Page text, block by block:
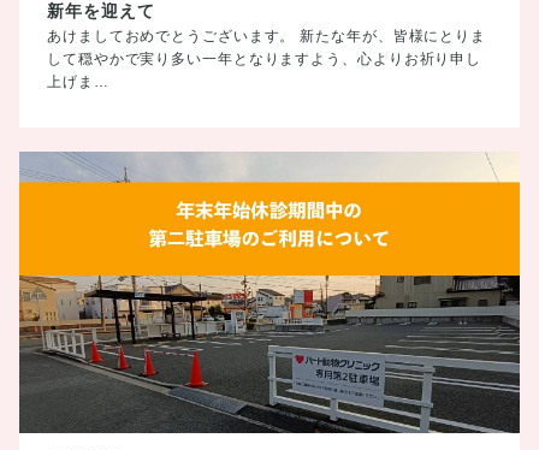
新年を迎えて
あけましておめでとうございます。 新たな年が、皆様にとりま
して穏やかで実り多い一年となりますよう、心よりお祈り申し
上げま…